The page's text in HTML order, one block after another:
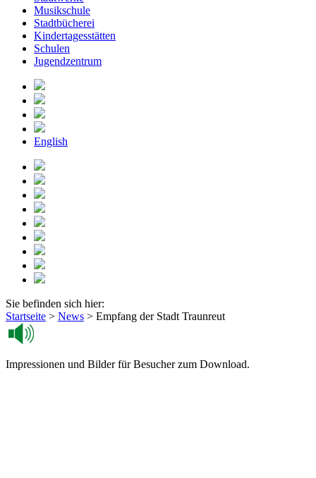
Musikschule
Stadtbücherei
Kindertagesstätten
Schulen
Jugendzentrum
English
Sie befinden sich hier:
Startseite > News > Empfang der Stadt Traunreut
Impressionen und Bilder für Besucher zum Download.